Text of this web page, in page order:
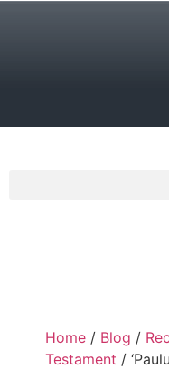
Home / Blog /
Testament /